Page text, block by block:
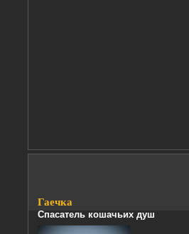
Гаечка
Спасатель кошачьих душ